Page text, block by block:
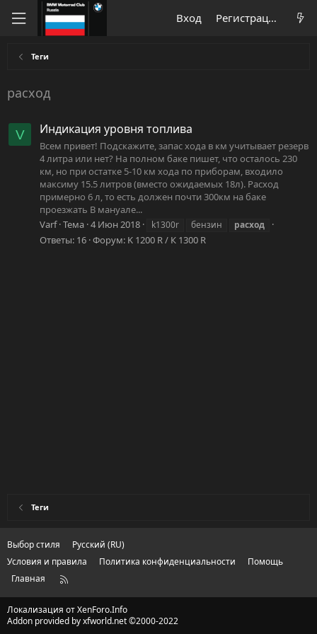
Вход Регистрация
Теги
расход
V Индикация уровня топлива
Всем привет! Подскажите, запас хода в км учитывает резерв
4 литра или нет? На полном баке пишет, что осталось 230
км, но при остатке 5-10 км хода по приборам, входило
максиму 15.5 литров (вместо ожидаемых 18л). Расход
примерно 6 л, то есть должен почти 300км на баке
проезжать В мануале...
Varf Тема 4 Июн 2018 k1300r бензин расход
Ответы: 16 Форум: K 1200 R / К 1300 R
Теги
Выбор стиля
Русский (RU)
Условия и правила
Политика конфиденциальности
Помощь
Главная
R
Локализация отXenForo.Info
Addon provided by xfworld.net ©2000-2022